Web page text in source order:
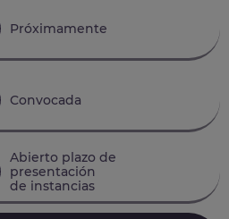
Próximamente
Convocada
Abierto plazo de
presentación
de instancias